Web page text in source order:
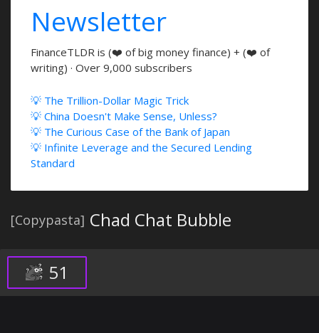
Newsletter
FinanceTLDR is (❤️ of big money finance) + (❤️ of
writing) · Over 9,000 subscribers
💡 The Trillion-Dollar Magic Trick
💡 China Doesn't Make Sense, Unless?
💡 The Curious Case of the Bank of Japan
💡 Infinite Leverage and the Secured Lending
Standard
[Copypasta] Chad Chat Bubble
51